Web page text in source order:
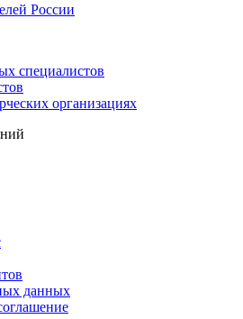
России
специалистов
организациях
данных